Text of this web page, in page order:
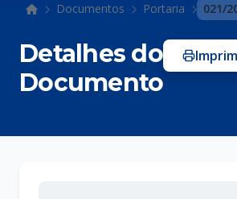
Início Documentos Portaria 021/
Detalhes do
Documento